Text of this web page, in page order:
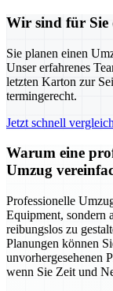
Wir sind für Sie
Sie planen einen
Unser erfahrenes
letzten Karton zur
termingerecht.
Jetzt schnell
Warum eine
Umzug
Professionelle
Equipment, sondern
reibungslos zu
Planungen können
unvorhergesehenen
wenn Sie Zeit und